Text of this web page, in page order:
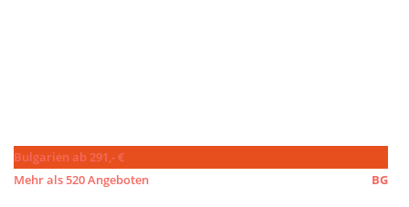
Bulgarien ab 291,- €
BG
Mehr als 520 Angeboten